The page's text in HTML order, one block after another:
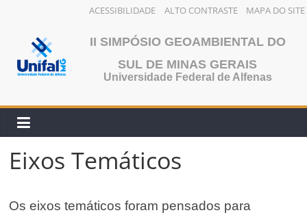
ACESSIBILIDADE ALTO CONTRASTE MAPA DO SITE
conteúdo
II SIMPÓSIO GEOAMBIENTAL DO
SUL DE MINAS GERAIS
Universidade Federal de Alfenas
Eixos Temáticos
Os eixos temáticos foram pensados para